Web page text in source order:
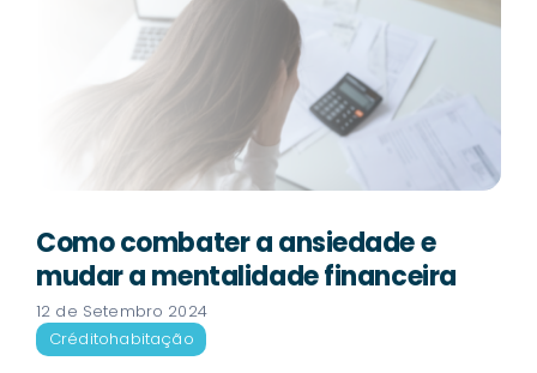
Como combater a ansiedade e
mudar a mentalidade financeira
12 de Setembro 2024
Créditohabitação